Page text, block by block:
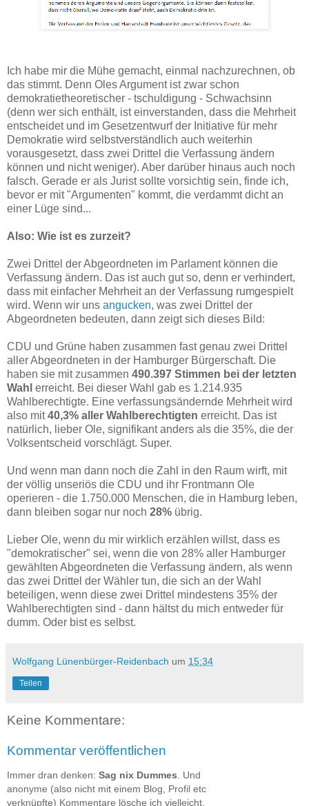
Ich habe mir die Mühe gemacht, einmal nachzurechnen, ob
das stimmt. Denn Oles Argument ist zwar schon
demokratietheoretischer - tschuldigung - Schwachsinn
(denn wer sich enthält, ist einverstanden, dass die Mehrheit
entscheidet und im Gesetzentwurf der Initiative für mehr
Demokratie wird selbstverständlich auch weiterhin
vorausgesetzt, dass zwei Drittel die Verfassung ändern
können und nicht weniger). Aber darüber hinaus auch noch
falsch. Gerade er als Jurist sollte vorsichtig sein, finde ich,
bevor er mit "Argumenten" kommt, die verdammt dicht an
einer Lüge sind...
Also: Wie ist es zurzeit?
Zwei Drittel der Abgeordneten im Parlament können die
Verfassung ändern. Das ist auch gut so, denn er verhindert,
dass mit einfacher Mehrheit an der Verfassung rumgespielt
wird. Wenn wir uns angucken, was zwei Drittel der
Abgeordneten bedeuten, dann zeigt sich dieses Bild:
CDU und Grüne haben zusammen fast genau zwei Drittel
aller Abgeordneten in der Hamburger Bürgerschaft. Die
haben sie mit zusammen 490.397 Stimmen bei der letzten
Wahl erreicht. Bei dieser Wahl gab es 1.214.935
Wahlberechtigte. Eine verfassungsändernde Mehrheit wird
also mit40,3% aller Wahlberechtigten erreicht. Das ist
natürlich, lieber Ole, signifikant anders als die 35%, die der
Volksentscheid vorschlägt. Super.
Und wenn man dann noch die Zahl in den Raum wirft, mit
der völlig unseriös die CDU und ihr Frontmann Ole
operieren - die 1.750.000 Menschen, die in Hamburg leben,
dann bleiben sogar nur noch 28% übrig.
Lieber Ole, wenn du mir wirklich erzählen willst, dass es
"demokratischer" sei, wenn die von 28% aller Hamburger
gewählten Abgeordneten die Verfassung ändern, als wenn
das zwei Drittel der Wähler tun, die sich an der Wahl
beteiligen, wenn diese zwei Drittel mindestens 35% der
Wahlberechtigten sind - dann hältst du mich entweder für
dumm. Oder bist es selbst.
Wolfgang Lünenbürger-Reidenbach um 15:34
Teilen
Keine Kommentare:
Kommentar veröffentlichen
Immer dran denken: Sag nix Dummes. Und
anonyme (also nicht mit einem Blog, Profil etc
verknüpfte) Kommentare lösche ich vielleicht.